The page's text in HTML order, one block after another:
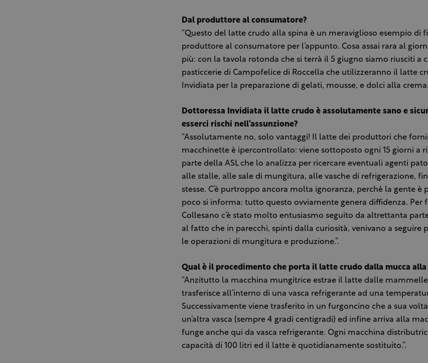
Dal produttore al consumatore?
“Questo del latte crudo alla spina è un meraviglioso esempio di
produttore al consumatore per l’appunto. Cosa assai rara al giorno
più: con la tavola rotonda che si terrà il 5 giugno siamo riusciti a
pasticcerie di Campofelice di Roccella che utilizzeranno il latte
Invidiata per la preparazione di gelati, mousse, e dolci alla
Dottoressa Invidiata il latte crudo è assolutamente sano e
esserci rischi nell’assunzione?
“Assolutamente no, solo vantaggi! Il latte dei produttori che
macchinette è ipercontrollato: viene sottoposto ogni 15 giorni a
parte della ASL che lo analizza per ricercare eventuali agenti
alle stalle, alle sale di mungitura, alle vasche di refrigerazione,
stesse. C’è purtroppo ancora molta ignoranza, perchè la gente è
poco si informa: tutto questo ovviamente genera diffidenza. Per
Collesano c’è stato molto entusiasmo seguito da altrettanta
al fatto che in parecchi, spinti dalla curiosità, venivano a seguire
le operazioni di mungitura e produzione.”.
Qual è il procedimento che porta il latte crudo dalla mucca
“Anzitutto la macchina mungitrice estrae il latte dalle
trasferisce all’interno di una vasca refrigerante ad una
Successivamente viene trasferito in un furgoncino che a sua
un’altra vasca (sempre 4 gradi centigradi) ed infine arriva alla
funge anche qui da vasca refrigerante. Ogni macchina
capacità di 100 litri ed il latte è quotidianamente sostituito.”.